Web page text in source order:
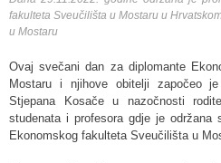
fakulteta Sveučilišta u Mostaru u
u Mostaru
Ovaj svečani dan za diplomante
Mostaru i njihove obitelji započeo
Stjepana Kosače u nazočnosti
studenata i profesora gdje je održana
Ekonomskog fakulteta Sveučilišta u